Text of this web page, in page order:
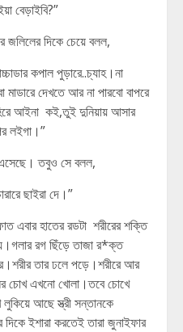
বেড়াইবি?”
জলিলের দিকে চেয়ে বলল,
কপাল পুড়ারে..চ্যাহ।না
দেখতে আর না পারবো বাপরে
আইনা কই,তুই দুনিয়ায় আসার
লইগা।”
তবুও সে বলল,
ছাইরা দে।”
এবার হাতের রডটা শরীরের শক্তি
রগ ছিঁড়ে তাজা র*ক্ত
তার ঢলে পড়ে।শরীরে আর
চোখ এখনো খোলা।তবে চোখে
আছে স্ত্রী সন্তানকে
ইশারা করতেই তারা জুনাইফার